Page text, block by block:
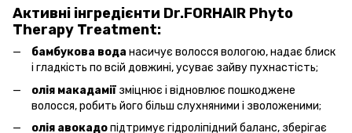
Активні інгредієнти Dr.FORHAIR Phyto
Therapy Treatment:
бамбукова вода насичує волосся вологою, надає блиск
і гладкість по всій довжині, усуває зайву пухнастість;
олія макадамії зміцнює і відновлює пошкоджене
волосся, робить його більш слухняними і зволоженими;
олія авокадопідтримує гідроліпідний баланс, зберігає